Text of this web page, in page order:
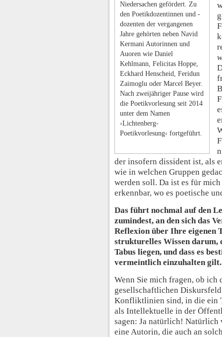
Niedersachen gefördert. Zu
den Poetikdozentinnen und -
dozenten der vergangenen
Jahre gehörten neben Navid
Kermani Autorinnen und
Auoren wie Daniel
Kehlmann, Felicitas Hoppe,
Eckhard Henscheid, Feridun
Zaimoglu oder Marcel Beyer.
Nach zweijähriger Pause wird
die Poetikvorlesung seit 2014
unter dem Namen
›Lichtenberg-
Poetikvorlesung‹ fortgeführt.
der insofern dissident ist, als
wie in welchen Gruppen
werden soll. Da ist es für
erkennbar, wo es poetische
Das führt nochmal auf den
zumindest, an den sich das
Reflexion über Ihre eigenen
strukturelles Wissen darum,
Tabus liegen, und dass es
vermeintlich einzuhalten gilt.
Wenn Sie mich fragen, ob ich
gesellschaftlichen
Konfliktlinien sind, in die ein
als Intellektuelle in der
sagen: Ja natürlich!
eine Autorin, die auch an